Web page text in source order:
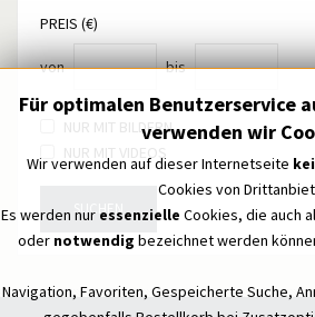
PREIS (€)
von bis
NUR MIT BILDERN
NUR MIT VIDEOS
SUCHEN
Für optimalen Benutzerservice
verwenden wir
Wir verwenden auf dieser Internetseite
Cookies von
Es werden nur essenzielle Cookies, die auch
oder notwendig bezeichnet werden
Navigation, Favoriten, Gespeicherte Suche,